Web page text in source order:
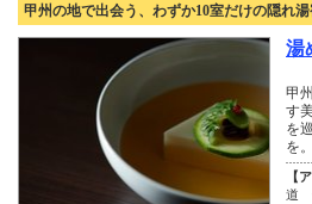
甲州の地で出会う、わずか10室だけの隠れ
湯
甲
す
を
を。
【
道